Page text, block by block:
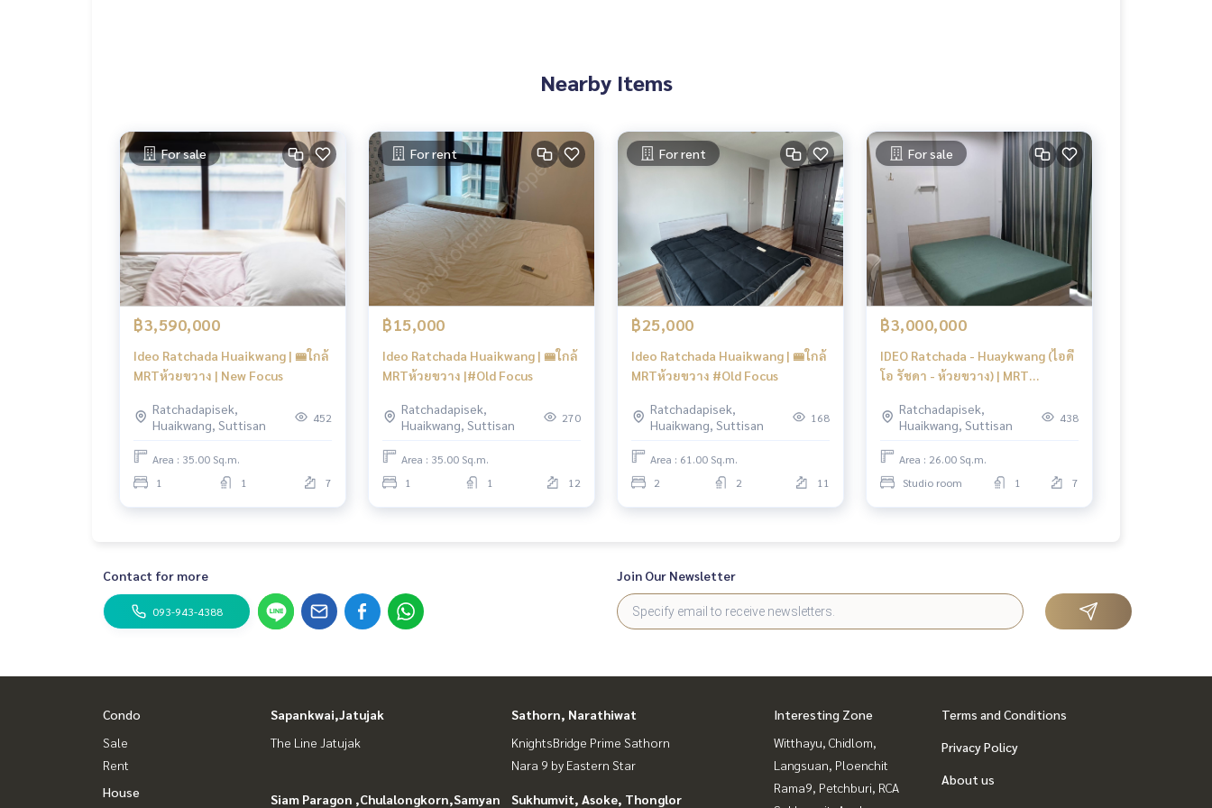
Nearby Items
For sale
฿3,590,000
Ideo Ratchada Huaikwang | 🚝ใกล้
MRTห้วยขวาง | New Focus
Ratchadapisek,
Huaikwang, Suttisan
452
Area : 35.00 Sq.m.
1
1 7
For rent
฿15,000
Ideo Ratchada Huaikwang | 🚝ใกล้
MRTห้วยขวาง |#Old Focus
Ratchadapisek,
Huaikwang, Suttisan
270
Area : 35.00 Sq.m.
1
1 12
For rent
฿25,000
Ideo Ratchada Huaikwang | 🚝ใกล้
MRTห้วยขวาง #Old Focus
Ratchadapisek,
Huaikwang, Suttisan
168
Area : 61.00 Sq.m.
2
2 11
For sale
฿3,000,000
IDEO Ratchada - Huaykwang (ไอดี
โอ รัชดา - ห้วยขวาง) | MRT
🔥FOR SELL เจ้าของดูแลห้องดีมาก |
#HL
Ratchadapisek,
Huaikwang, Suttisan
438
Area : 26.00 Sq.m.
Studio room
1 7
Contact for more
093-943-4388
Join Our Newsletter
Condo
Sale
Rent
House
Sapankwai,Jatujak
The Line Jatujak
Sathorn, Narathiwat
KnightsBridge Prime Sathorn
Nara 9 by Eastern Star
Siam Paragon ,Chulalongkorn,Samyan Sukhumvit, Asoke, Thonglor
Interesting Zone
Witthayu, Chidlom,
Langsuan, Ploenchit
Rama9, Petchburi, RCA
Terms and Conditions
Privacy Policy
About us